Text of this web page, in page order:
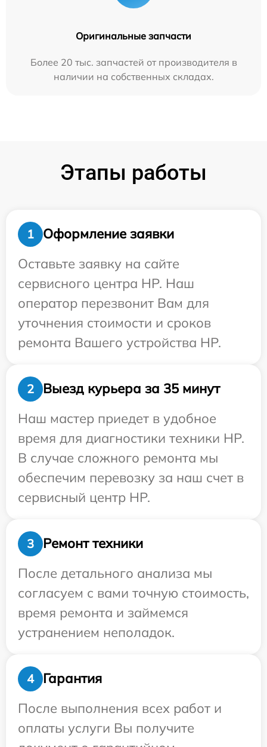
Оригинальные запчасти
Более 20 тыс. запчастей от производителя в
наличии на собственных складах.
Этапы работы
1
Оформление заявки
Оставьте заявку на сайте
сервисного центра HP. Наш
оператор перезвонит Вам для
уточнения стоимости и сроков
ремонта Вашего устройства HP.
2
Выезд курьера за 35 минут
Наш мастер приедет в удобное
время для диагностики техники HP.
В случае сложного ремонта мы
обеспечим перевозку за наш счет в
сервисный центр HP.
3
Ремонт техники
После детального анализа мы
согласуем с вами точную стоимость,
время ремонта и займемся
устранением неполадок.
4
Гарантия
После выполнения всех работ и
оплаты услуги Вы получите